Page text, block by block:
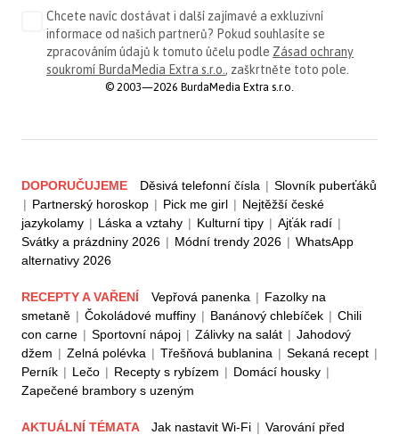
Chcete navíc dostávat i další zajímavé a exkluzivní
informace od našich partnerů? Pokud souhlasíte se
zpracováním údajů k tomuto účelu podle Zásad ochrany
soukromí BurdaMedia Extra s.r.o. , zaškrtněte toto pole.
© 2003—2026 BurdaMedia Extra s.r.o.
DOPORUČUJEME Děsivá telefonní čísla | Slovník puberťáků
| Partnerský horoskop | Pick me girl | Nejtěžší české
jazykolamy | Láska a vztahy | Kulturní tipy | Ajťák radí |
Svátky a prázdniny 2026 | Módní trendy 2026 | WhatsApp
alternativy 2026
RECEPTY A VAŘENÍ Vepřová panenka | Fazolky na
smetaně | Čokoládové muffiny | Banánový chlebíček | Chili
con carne | Sportovní nápoj | Zálivky na salát | Jahodový
džem | Zelná polévka | Třešňová bublanina | Sekaná recept |
Perník | Lečo | Recepty s rybízem | Domácí housky |
Zapečené brambory s uzeným
AKTUÁLNÍ TÉMATA Jak nastavit Wi-Fi | Varování před